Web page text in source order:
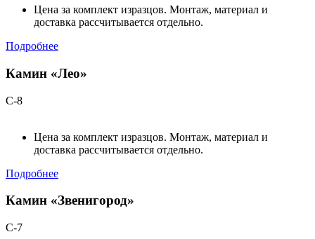
Цена за комплект изразцов. Монтаж, материал и
доставка рассчитывается отдельно.
Подробнее
Камин «Лео»
С-8
Цена за комплект изразцов. Монтаж, материал и
доставка рассчитывается отдельно.
Подробнее
Камин «Звенигород»
С-7